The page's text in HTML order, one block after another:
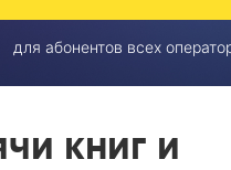
для абонентов всех
книг и